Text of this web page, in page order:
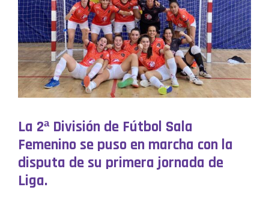
La 2ª División de Fútbol Sala
Femenino se puso en marcha con la
disputa de su primera jornada de
Liga.